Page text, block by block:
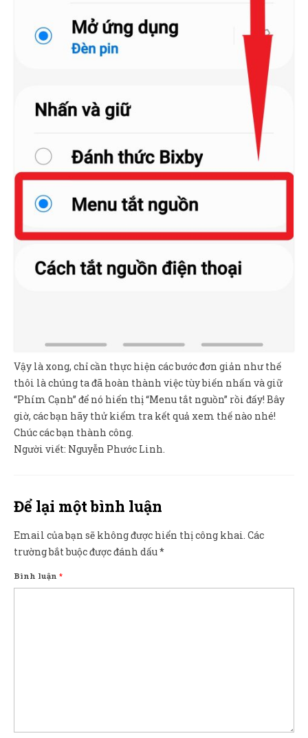
Vậy là xong, chỉ cần thực hiện các bước đơn giản như thế
thôi là chúng ta đã hoàn thành việc tùy biến nhấn và giữ
“Phím Cạnh” để nó hiển thị “Menu tắt nguồn” rồi đấy! Bây
giờ, các bạn hãy thử kiểm tra kết quả xem thế nào nhé!
Chúc các bạn thành công.
Người viết: Nguyễn Phước Linh.
Để lại một bình luận
Email của bạn sẽ không được hiển thị công khai. Các
trường bắt buộc được đánh dấu*
Bình luận *